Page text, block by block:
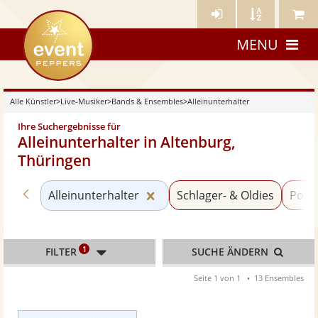
Künstler- Künstler Meine
eventpeppers
MENU
Alle Künstler>Live-Musiker>Bands & Ensembles>Alleinunterhalter
Ihre Suchergebnisse für
Alleinunterhalter in Altenburg,
Thüringen
Zurück zu «Bands & Ensembles»
Alleinunterhalter Kategorie
Schlager- & Oldies Pop
FILTER 1 SUCHE ÄNDERN
Seite 1 von 1 13 Ensembles